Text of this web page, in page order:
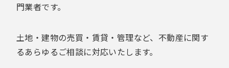
門業者です。
土地・建物の売買・賃貸・管理など、不動産に関す
るあらゆるご相談に対応いたします。